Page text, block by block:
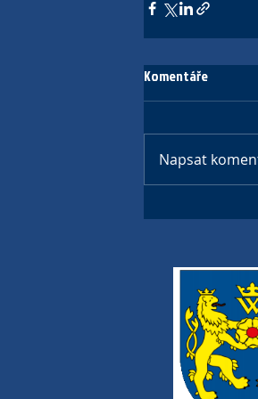
Komentáře
Napsat